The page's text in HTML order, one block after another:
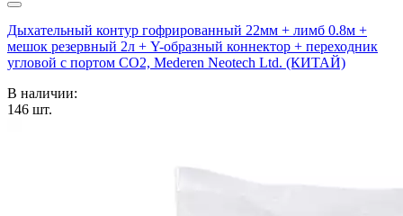
Дыхательный контур гофрированный 22мм + лимб 0.8м +
мешок резервный 2л + Y-образный коннектор + переходник
угловой с портом СО2, Mederen Neotech Ltd. (КИТАЙ)
В наличии:
146 шт.